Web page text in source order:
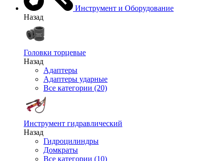
Инструмент и Оборудование
Назад
Головки торцевые
Назад
Адаптеры
Адаптеры ударные
Все категории (20)
Инструмент гидравлический
Назад
Гидроцилиндры
Домкраты
Все категории (10)